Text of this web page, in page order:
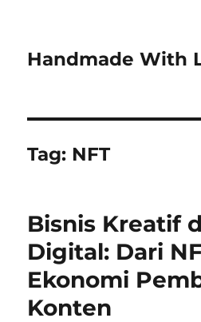
Handmade With
Tag: NFT
Bisnis Kreatif
Digital: Dari
Ekonomi
Konten